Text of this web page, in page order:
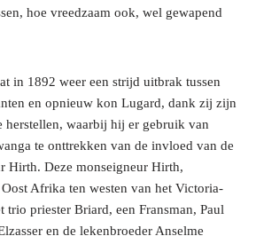
hoe vreedzaam ook, wel gewapend
in 1892 weer een strijd uitbrak tussen
en opnieuw kon Lugard, dank zij zijn
herstellen, waarbij hij er gebruik van
te onttrekken van de invloed van de
Hirth. Deze monseigneur Hirth,
Afrika ten westen van het Victoria-
trio priester Briard, een Fransman, Paul
en de lekenbroeder Anselme